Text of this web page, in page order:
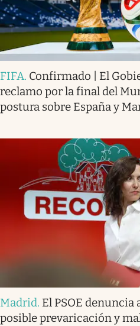
FIFA. Confirmado | El
reclamo por la final del
postura sobre España y
Madrid. El PSOE
posible prevaricación y